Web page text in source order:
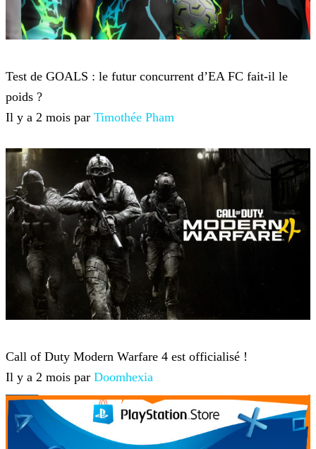
Test de GOALS : le futur concurrent d’EA FC fait-il le
poids ?
Il y a 2 mois par Timothée Pham
Call of Duty Modern Warfare 4 est officialisé !
Il y a 2 mois par Doomhexia